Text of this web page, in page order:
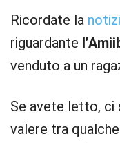
Ricordate la
riguardante
venduto a un
Se avete letto, ci
valere tra